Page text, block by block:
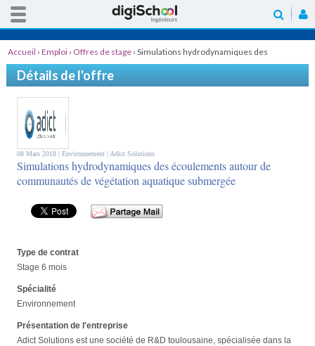
Accueil › Emploi › Offres de stage › Simulations hydrodynamiques des
écoulements autour de communautés de végétation aquatique submergée
Détails de l'offre
08 Mars 2018 | Environnement | Adict Solutions
Simulations hydrodynamiques des écoulements autour de
communautés de végétation aquatique submergée
Type de contrat
Stage 6 mois
Spécialité
Environnement
Présentation de l'entreprise
Adict Solutions est une société de R&D toulousaine, spécialisée dans la